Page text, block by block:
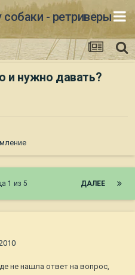
- ретриверы
и нужно давать?
ДАЛЕЕ
1 из 5
не нашла ответ на вопрос,